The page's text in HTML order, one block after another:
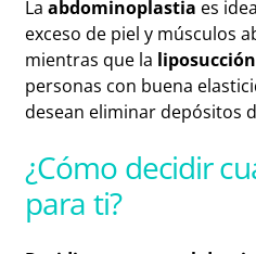
La abdominoplastia es
exceso de piel y músculos
mientras que la
personas con buena
desean eliminar depósitos
¿Cómo decidir
para ti?